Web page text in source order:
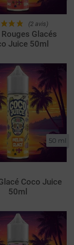
(2 avis)
Glacés
Juice 50ml
50 ml
Coco Juice
50ml